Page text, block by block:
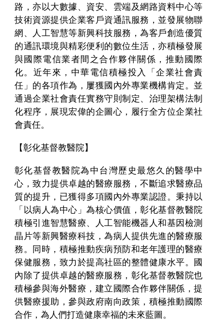
路，亦以大數據、資安、雲端及網路資料中心等
技術資源提供企業客戶資通訊服務，並發展物聯
網、人工智慧等新興科技服務，為客戶創造優質
的通訊環境與精彩便利的數位生活，亦積極發展
與國際電信業者間之合作夥伴關係，推動國際
化。近年來，中華電信積極投入「企業社會責
任」的各項作為，屢獲國內外專業機構肯定。並
通過企業社會責任實務守則制定、治理架構法制
化程序，展現宏偉的企圖心，履行全方位企業社
會責任。
【彰化基督教醫院】
彰化基督教醫院為中台灣歷史最悠久的醫學中
心，致力提供卓越的醫療服務，不斷追求醫療品
質的提升，已獲得多項國內外專業認證。秉持以
「以病人為中心」為核心價值，彰化基督教醫院
積極引進智慧醫療、人工智能機器人和基因檢測
晶片等新興醫療科技，為病人提供先進的醫療服
務。同時，積極推動疾病預防和老年護理的醫療
保健服務，致力於提高社區的整體健康水平。國
內除了提供卓越的醫療服務，彰化基督教醫院也
積極參與海外醫療，建立國際合作夥伴關係，提
供醫療援助，參與政府南向政策，積極推動國際
合作，為人們打造健康幸福的未來藍圖。